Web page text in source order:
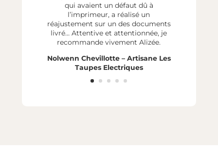
qui avaient un défaut dû à
l’imprimeur, a réalisé un
réajustement sur un des documents
livré… Attentive et attentionnée, je
recommande vivement Alizée.
Nolwenn Chevillotte – Artisane Les
Taupes Electriques